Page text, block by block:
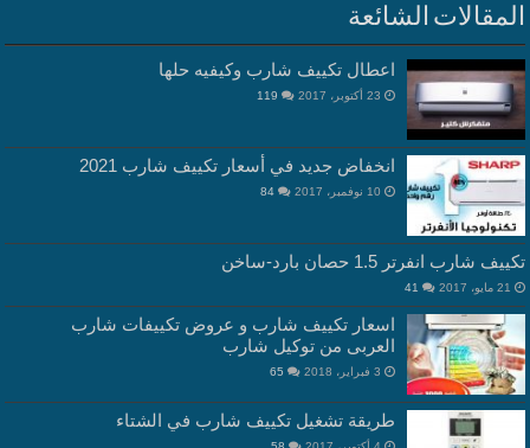
المقالات الشائعة
اعطال تكييف شارب وكيفيه حلها
23 أكتوبر، 2017 119
انخفاض جديد في أسعار تكييف شارب 2021
10 نوفمبر، 2017 84
تكييف شارب انفرتر 1.5 حصان بارد-ساخن
21 مايو، 2017 41
اسعار تكييف شارب و عروض تكييفات شارب
العربى من توكيل شارب
3 فبراير، 2018 65
طريقة تشغيل تكييف شارب في الشتاء